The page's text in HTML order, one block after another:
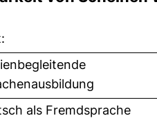
als Fremdsprache